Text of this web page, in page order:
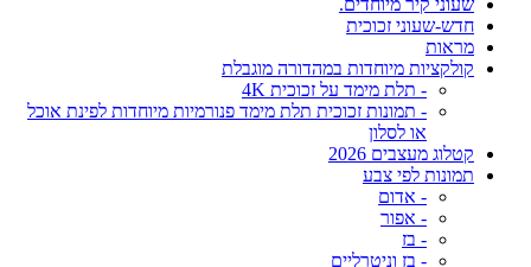
שעוני קיר מיוחדים.
חדש-שעוני זכוכית
מראות
קולקציות מיוחדות במהדורה מוגבלת
- תלת מימד על זכוכית 4K
- תמונות זכוכית תלת מימד פנורמיות מיוחדות לפינת אוכל
או לסלון
קטלוג מעצבים 2026
תמונות לפי צבע
- אדום
- אפור
- בז
- בז וניטרליים